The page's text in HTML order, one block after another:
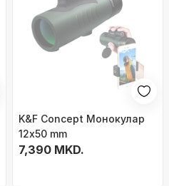
K&F Concept Монокулар
12x50 mm
7,390 MKD.